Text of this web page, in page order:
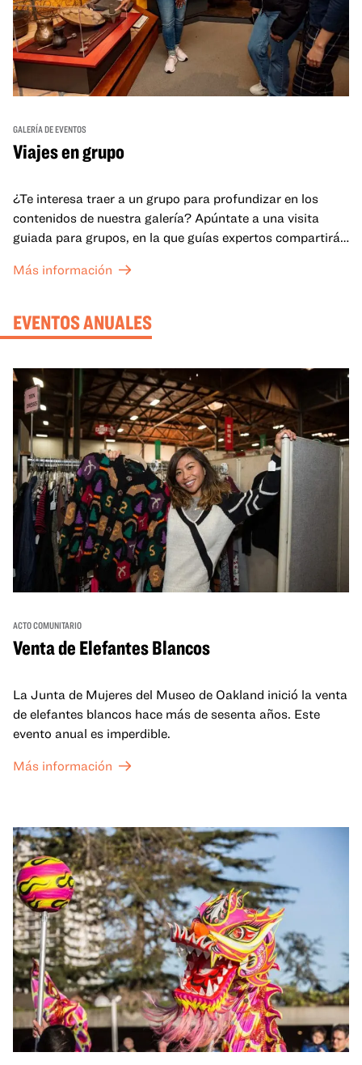
GALERÍA DE EVENTOS
Viajes en grupo
¿Te interesa traer a un grupo para profundizar en los
contenidos de nuestra galería? Apúntate a una visita
guiada para grupos, en la que guías expertos compartirán
mejor lo que se expone en las galerías del OMCA.
Más información
EVENTOS ANUALES
ACTO COMUNITARIO
Venta de Elefantes Blancos
La Junta de Mujeres del Museo de Oakland inició la venta
de elefantes blancos hace más de sesenta años. Este
evento anual es imperdible.
Más información